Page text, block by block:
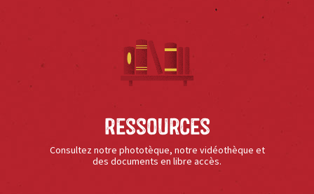
Ressources
Consultez notre phototèque, notre vidéothèque et
des documents en libre accès.